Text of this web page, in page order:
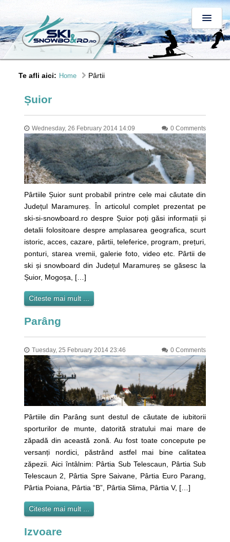
Te afli aici: Home Pârtii
Șuior
Wednesday, 26 February 2014 14:09 0 Comments
Pârtiile Șuior sunt probabil printre cele mai căutate din
Județul Maramureș. În articolul complet prezentat pe
ski-si-snowboard.ro despre Șuior poți găsi informații și
detalii folositoare despre amplasarea geografica, scurt
istoric, acces, cazare, pârtii, teleferice, program, prețuri,
ponturi, starea vremii, galerie foto, video etc. Pârtii de
ski și snowboard din Județul Maramureș se găsesc la
Șuior, Mogoșa, […]
Citeste mai mult ...
Parâng
Tuesday, 25 February 2014 23:46 0 Comments
Pârtiile din Parâng sunt destul de căutate de iubitorii
sporturilor de munte, datorită stratului mai mare de
zăpadă din această zonă. Au fost toate concepute pe
versanți nordici, păstrând astfel mai bine calitatea
zăpezii. Aici întâlnim: Pârtia Sub Telescaun, Pârtia Sub
Telescaun 2, Pârtia Spre Saivane, Pârtia Euro Parang,
Pârtia Poiana, Pârtia “B”, Pârtia Slima, Pârtia V, […]
Citeste mai mult ...
Izvoare